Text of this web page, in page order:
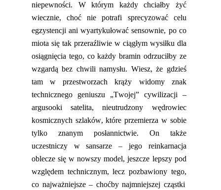
niepewności. W którym każdy chciałby żyć
wiecznie, choć nie potrafi sprecyzować celu
egzystencji ani wyartykułować sensownie, po co
miota się tak przeraźliwie w ciągłym wysiłku dla
osiągnięcia tego, co każdy bramin odrzuciłby ze
wzgardą bez chwili namysłu. Wiesz, że gdzieś
tam w przestworzach krąży widomy znak
technicznego geniuszu „Twojej” cywilizacji –
argusooki satelita, nieutrudzony wędrowiec
kosmicznych szlaków, które przemierza w sobie
tylko znanym posłannictwie. On także
uczestniczy wsansarze – jego reinkarnacja
oblecze się w nowszy model, jeszcze lepszy pod
względem technicznym,lecz pozbawiony tego,
co najważniejsze – choćby najmniejszej cząstki